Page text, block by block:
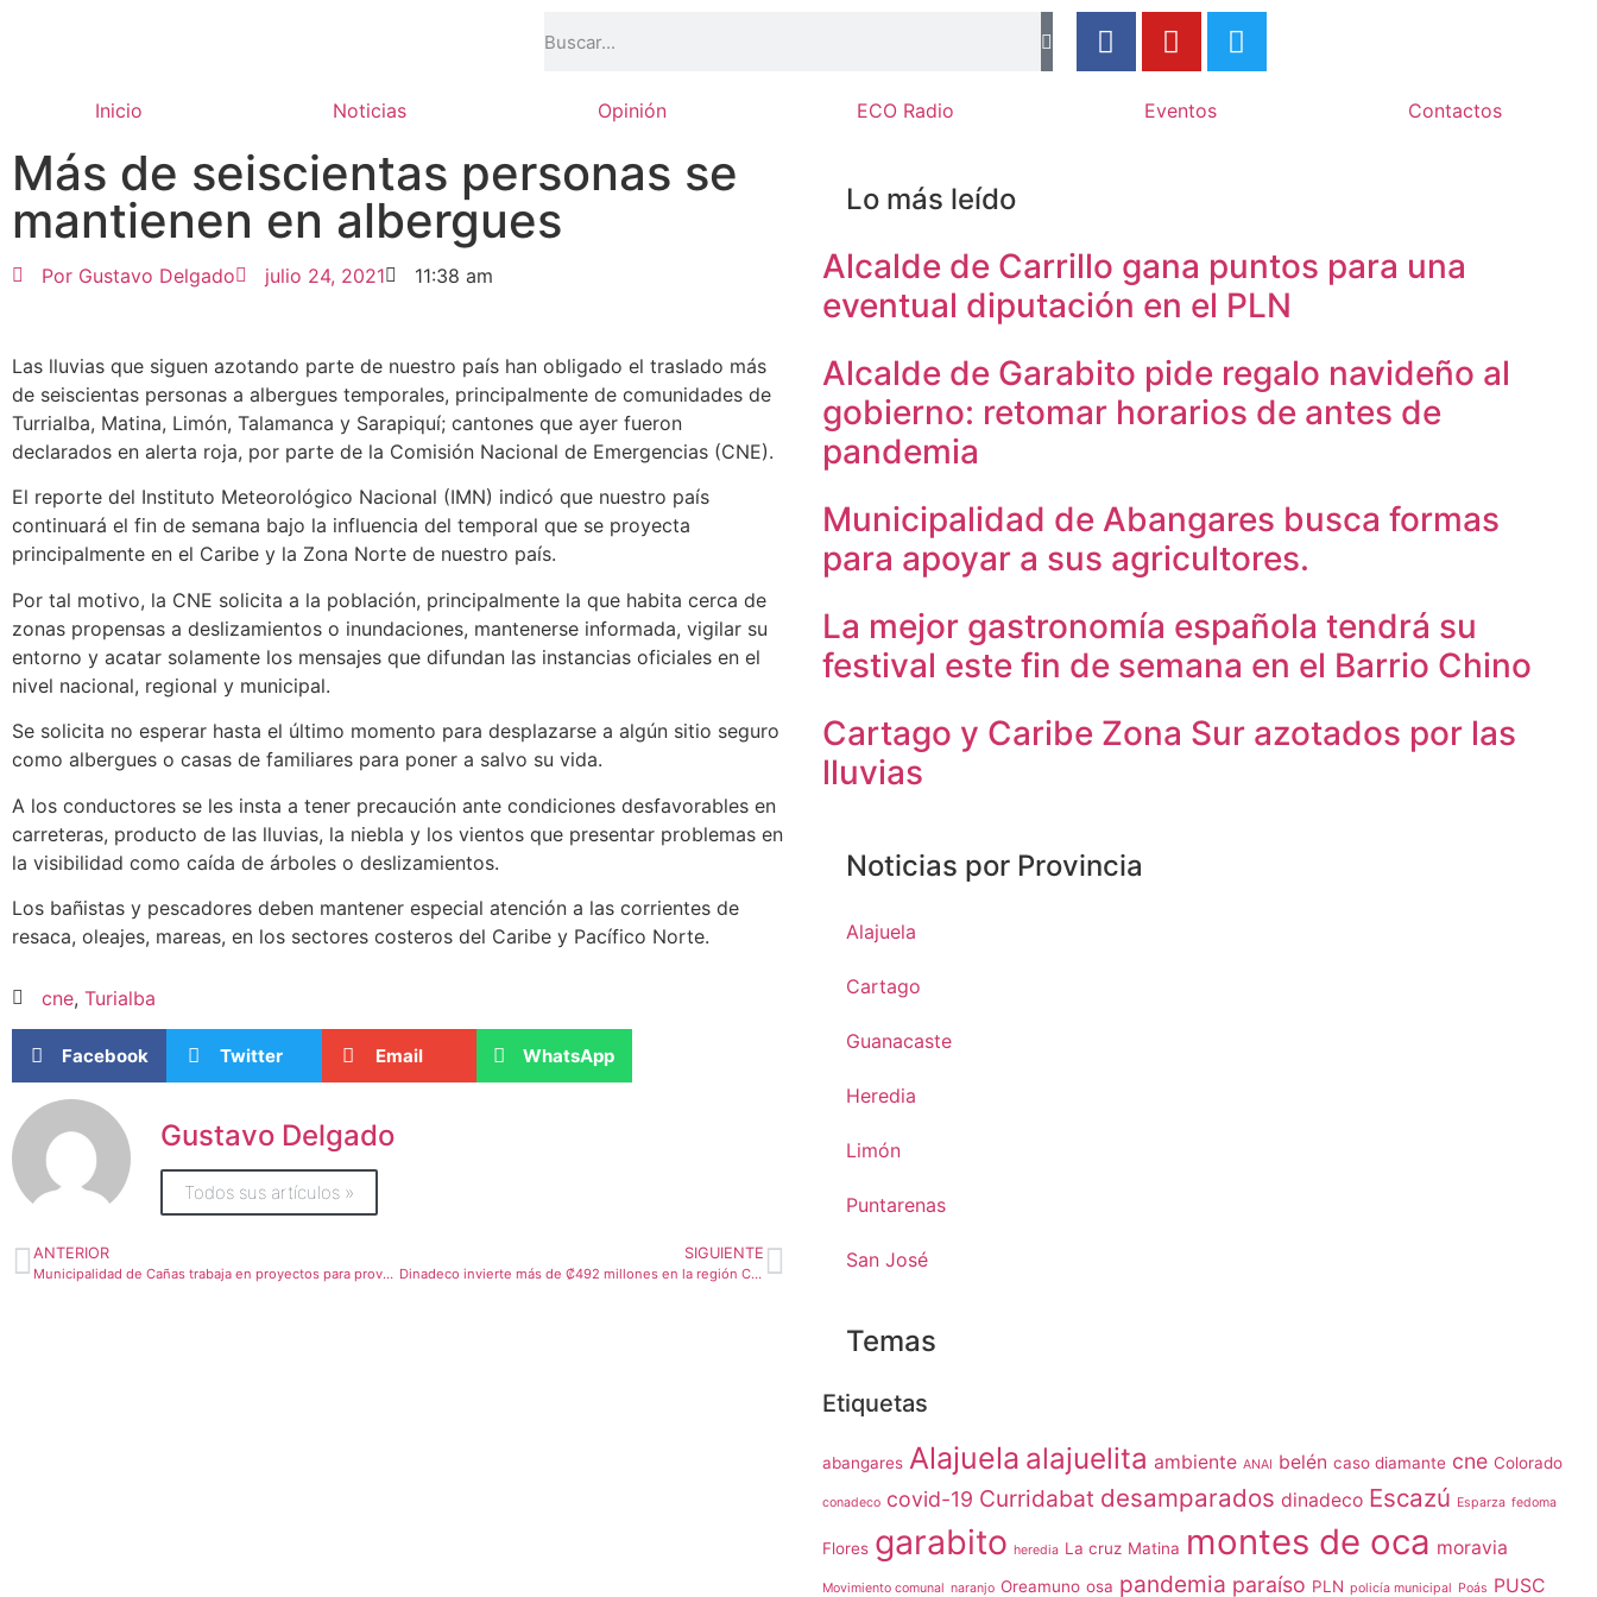
Inicio Noticias Opinión ECO Radio Eventos Contactos
Más de seiscientas personas se
mantienen en albergues
Por Gustavo Delgado julio 24, 2021 11:38 am
Las lluvias que siguen azotando parte de nuestro país han obligado el traslado más
de seiscientas personas a albergues temporales, principalmente de comunidades de
Turrialba, Matina, Limón, Talamanca y Sarapiquí; cantones que ayer fueron
declarados en alerta roja, por parte de la Comisión Nacional de Emergencias (CNE).
El reporte del Instituto Meteorológico Nacional (IMN) indicó que nuestro país
continuará el fin de semana bajo la influencia del temporal que se proyecta
principalmente en el Caribe y la Zona Norte de nuestro país.
Por tal motivo, la CNE solicita a la población, principalmente la que habita cerca de
zonas propensas a deslizamientos o inundaciones, mantenerse informada, vigilar su
entorno y acatar solamente los mensajes que difundan las instancias oficiales en el
nivel nacional, regional y municipal.
Se solicita no esperar hasta el último momento para desplazarse a algún sitio seguro
como albergues o casas de familiares para poner a salvo su vida.
A los conductores se les insta a tener precaución ante condiciones desfavorables en
carreteras, producto de las lluvias, la niebla y los vientos que presentar problemas en
la visibilidad como caída de árboles o deslizamientos.
Los bañistas y pescadores deben mantener especial atención a las corrientes de
resaca, oleajes, mareas, en los sectores costeros del Caribe y Pacífico Norte.
cne, Turialba
Facebook Twitter Email WhatsApp
Gustavo Delgado
Todos sus artículos »
ANTERIOR
Municipalidad de Cañas trabaja en proyectos para proveer de recursos hídrico al cantón
SIGUIENTE
Dinadeco invierte más de ₡492 millones en la región Chorotega
Lo más leído
Alcalde de Carrillo gana puntos para una
eventual diputación en el PLN
Alcalde de Garabito pide regalo navideño al
gobierno: retomar horarios de antes de
pandemia
Municipalidad de Abangares busca formas
para apoyar a sus agricultores.
La mejor gastronomía española tendrá su
festival este fin de semana en el Barrio Chino
Cartago y Caribe Zona Sur azotados por las
lluvias
Noticias por Provincia
Alajuela
Cartago
Guanacaste
Heredia
Limón
Puntarenas
San José
Temas
Etiquetas
abangares Alajuela alajuelita ambiente ANAI belén caso diamante cne Colorado
conadeco covid-19 Curridabat desamparados dinadeco Escazú Esparza fedoma
Flores garabito heredia La cruz Matina montes de oca moravia
Movimiento comunal naranjo Oreamuno osa pandemia paraíso PLN policía municipal Poás PUSC